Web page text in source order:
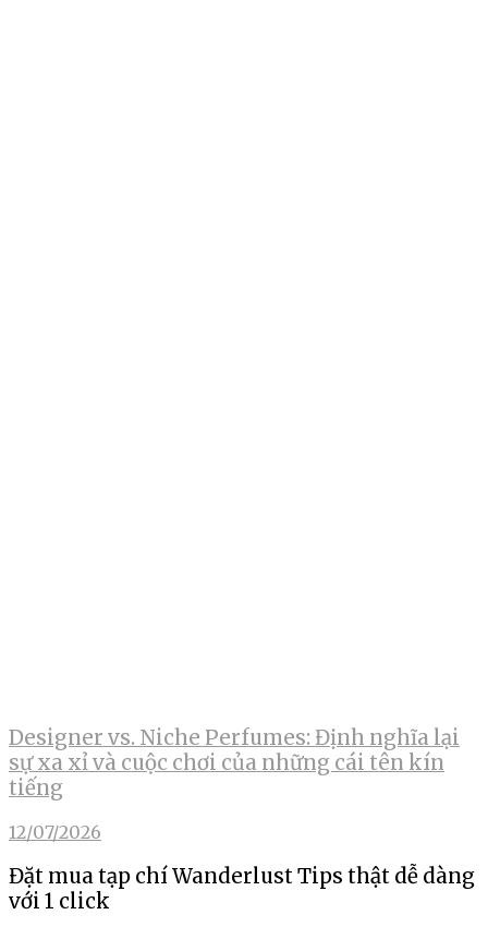
Designer vs. Niche Perfumes: Định nghĩa lại
sự xa xỉ và cuộc chơi của những cái tên kín
tiếng
12/07/2026
Đặt mua tạp chí Wanderlust Tips thật dễ dàng
với 1 click